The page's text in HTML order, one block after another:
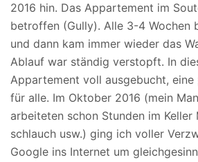
2016 hin. Das Appartement im
betroffen (Gully). Alle 3-4 Wochen
und dann kam immer wieder das
Ablauf war ständig verstopft. In
Appartement voll ausgebucht, eine
für alle. Im Oktober 2016 (mein
arbeiteten schon Stunden im Keller
schlauch usw.) ging ich voller
Google ins Internet um